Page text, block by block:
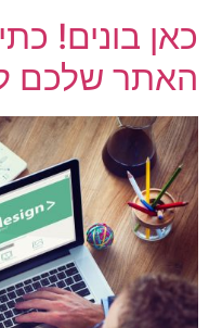
כאן בונים!
האתר שלכם